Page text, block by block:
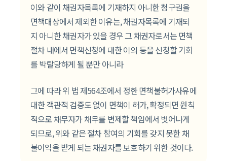
이와 같이 채권자목록에 기재하지 아니한 청구권을
면책대상에서 제외한 이유는, 채권자목록에 기재되
지 아니한 채권자가 있을 경우 그 채권자로서는 면책
절차 내에서 면책신청에 대한 이의 등을 신청할 기회
를 박탈당하게 될 뿐만 아니라
그에 따라 위 법 제564조에서 정한 면책불허가사유에
대한 객관적 검증도 없이 면책이 허가, 확정되면 원칙
적으로 채무자가 채무를 변제할 책임에서 벗어나게
되므로, 위와 같은 절차 참여의 기회를 갖지 못한 채
불이익을 받게 되는 채권자를 보호하기 위한 것이다.